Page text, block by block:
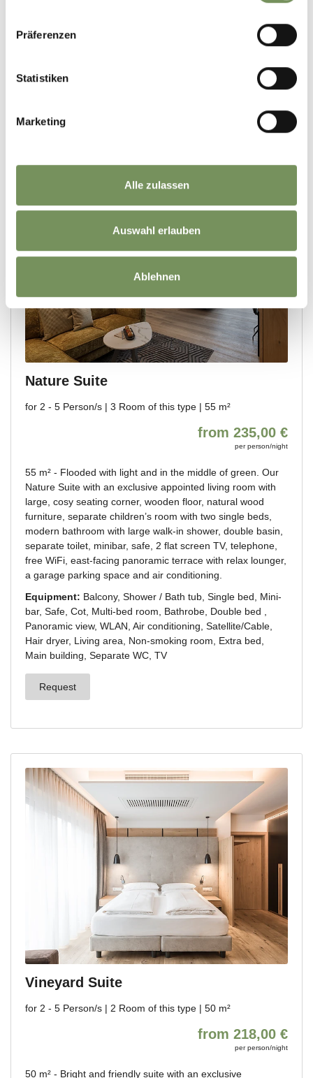
Präferenzen
Statistiken
Marketing
Alle zulassen
Auswahl erlauben
Ablehnen